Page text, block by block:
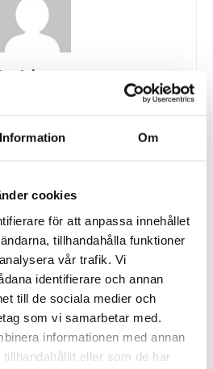
Information Om
cookies
för att anpassa innehållet
tillhandahålla funktioner
vår trafik. Vi
identifierare och annan
till de sociala medier och
som vi samarbetar med.
informationen med annan
eller som de har
Johansson
Wattbike integreras – VO2
nya mjukvarupaket –
gym att öka medlemsvärde
Träningsredskap söker